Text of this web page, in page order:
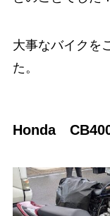
大事なバイクを
た。
Honda